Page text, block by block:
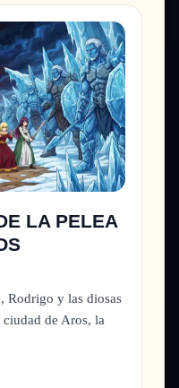
LA PELEA
Rodrigo y las diosas
de Aros, la